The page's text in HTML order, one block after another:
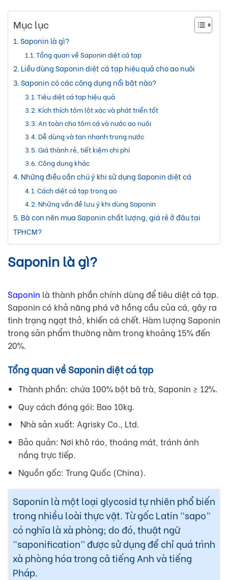
Mục lục
Saponin là gì?
Tổng quan về Saponin diệt cá tạp
Liều dùng Saponin diệt cá tạp hiệu quả cho ao nuôi
Saponin có các công dụng nổi bật nào?
Tiêu diệt cá tạp hiệu quả
Kích thích tôm lột xác và phát triển tốt
An toàn cho tôm cá và nước ao nuôi
Dễ dùng và tan nhanh trong nước
Giá thành rẻ, tiết kiệm chi phí
Công dụng khác
Những điều cần chú ý khi sử dụng Saponin diệt cá
Cách diệt cá tạp trong ao
Những vấn đề lưu ý khi dùng Saponin
Bà con nên mua Saponin chất lượng, giá rẻ ở đâu tại
TPHCM?
Saponin là gì?
Saponin là thành phần chính dùng để tiêu diệt cá tạp.
Saponin có khả năng phá vỡ hồng cầu của cá, gây ra
tình trạng ngạt thở, khiến cá chết. Hàm lượng Saponin
trong sản phẩm thường nằm trong khoảng 15% đến
20%.
Tổng quan về Saponin diệt cá tạp
Thành phần: chứa 100% bột bã trà, Saponin ≥ 12%.
Quy cách đóng gói: Bao 10kg.
Nhà sản xuất: Agrisky Co., Ltd.
Bảo quản: Nơi khô ráo, thoáng mát, tránh ánh
nắng trực tiếp.
Nguồn gốc: Trung Quốc (China).
Saponin là một loại glycosid tự nhiên phổ biến
trong nhiều loài thực vật. Từ gốc Latin “sapo”
có nghĩa là xà phòng; do đó, thuật ngữ
“saponification” được sử dụng để chỉ quá trình
xà phòng hóa trong cả tiếng Anh và tiếng
Pháp.